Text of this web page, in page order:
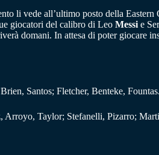
li vede all’ultimo posto della
giocatori del calibro di Leo Messi e
domani. In attesa di poter giocare
Santos; Fletcher, Benteke, Fountas.
Arroyo, Taylor; Stefanelli, Pizarro;